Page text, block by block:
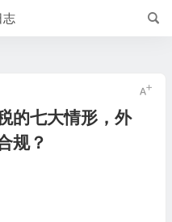
志
的七大情形，外
规？